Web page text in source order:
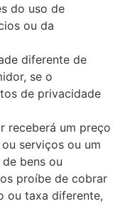
do uso de
ou da
diferente de
se o
de privacidade
receberá um preço
serviços ou um
bens ou
proíbe de cobrar
ou taxa diferente,